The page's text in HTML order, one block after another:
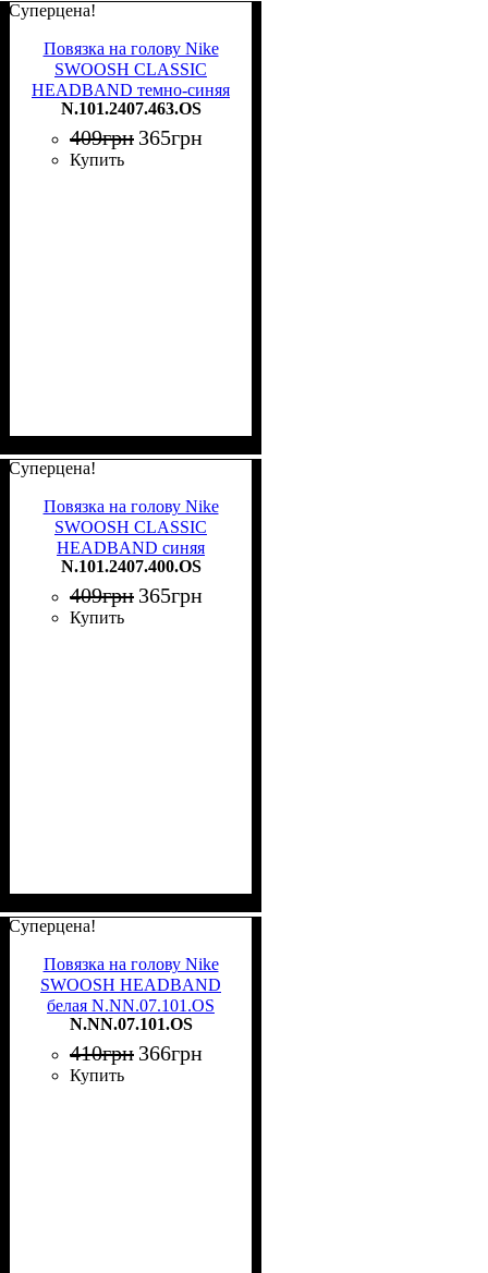
Суперцена!
Повязка на голову Nike
SWOOSH CLASSIC
HEADBAND темно-синяя
N.101.2407.463.OS
N.101.2407.463.OS
409грн 365грн
Купить
Суперцена!
Повязка на голову Nike
SWOOSH CLASSIC
HEADBAND синяя
N.101.2407.400.OS
N.101.2407.400.OS
409грн 365грн
Купить
Суперцена!
Повязка на голову Nike
SWOOSH HEADBAND
белая N.NN.07.101.OS
N.NN.07.101.OS
410грн 366грн
Купить